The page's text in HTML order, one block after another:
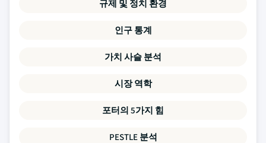
규제 및 정치 환경
인구 통계
가치 사슬 분석
시장 역학
포터의 5가지 힘
PESTLE 분석